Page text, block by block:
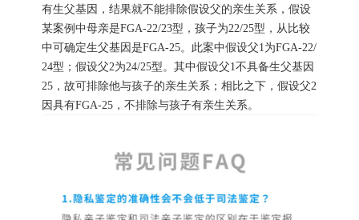
有生父基因，结果就不能排除假设父的亲生关系，假设
某案例中母亲是FGA-22/23型，孩子为22/25型，从比较
中可确定生父基因是FGA-25。此案中假设父1为FGA-22/
24型；假设父2为24/25型。其中假设父1不具备生父基因
25，故可排除他与孩子的亲生关系；相比之下，假设父2
因具有FGA-25，不排除与孩子有亲生关系。